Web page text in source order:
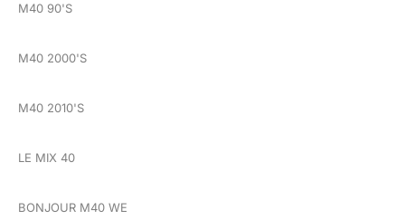
M40 90'S
M40 2000'S
M40 2010'S
LE MIX 40
BONJOUR M40 WE